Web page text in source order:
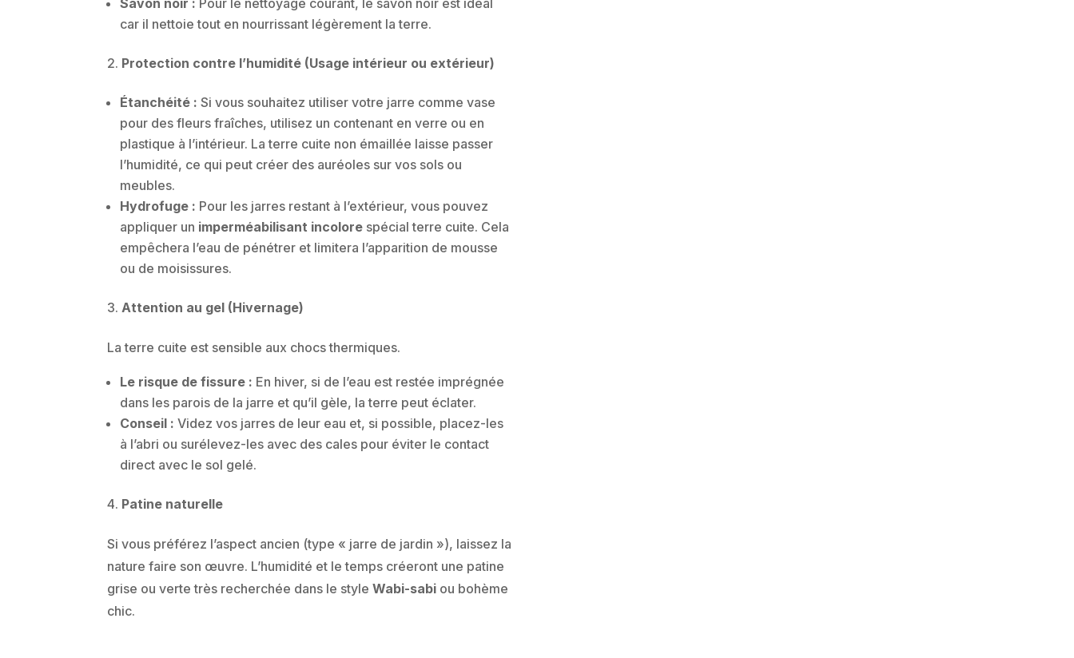
car il nettoie tout en nourrissant légèrement la terre.
Protection contre l’humidité (Usage intérieur ou extérieur)
Étanchéité : Si vous souhaitez utiliser votre jarre comme vase
pour des fleurs fraîches, utilisez un contenant en verre ou en
plastique à l’intérieur. La terre cuite non émaillée laisse passer
l’humidité, ce qui peut créer des auréoles sur vos sols ou
meubles.
Hydrofuge : Pour les jarres restant à l’extérieur, vous pouvez
appliquer un imperméabilisant incolore spécial terre cuite. Cela
empêchera l’eau de pénétrer et limitera l’apparition de mousse
ou de moisissures.
Attention au gel (Hivernage)
La terre cuite est sensible aux chocs thermiques.
Le risque de fissure : En hiver, si de l’eau est restée imprégnée
dans les parois de la jarre et qu’il gèle, la terre peut éclater.
Conseil : Videz vos jarres de leur eau et, si possible, placez-les
à l’abri ou surélevez-les avec des cales pour éviter le contact
direct avec le sol gelé.
Patine naturelle
Si vous préférez l’aspect ancien (type « jarre de jardin »), laissez la
nature faire son œuvre. L’humidité et le temps créeront une patine
grise ou verte très recherchée dans le styleWabi-sabi ou bohème
chic.